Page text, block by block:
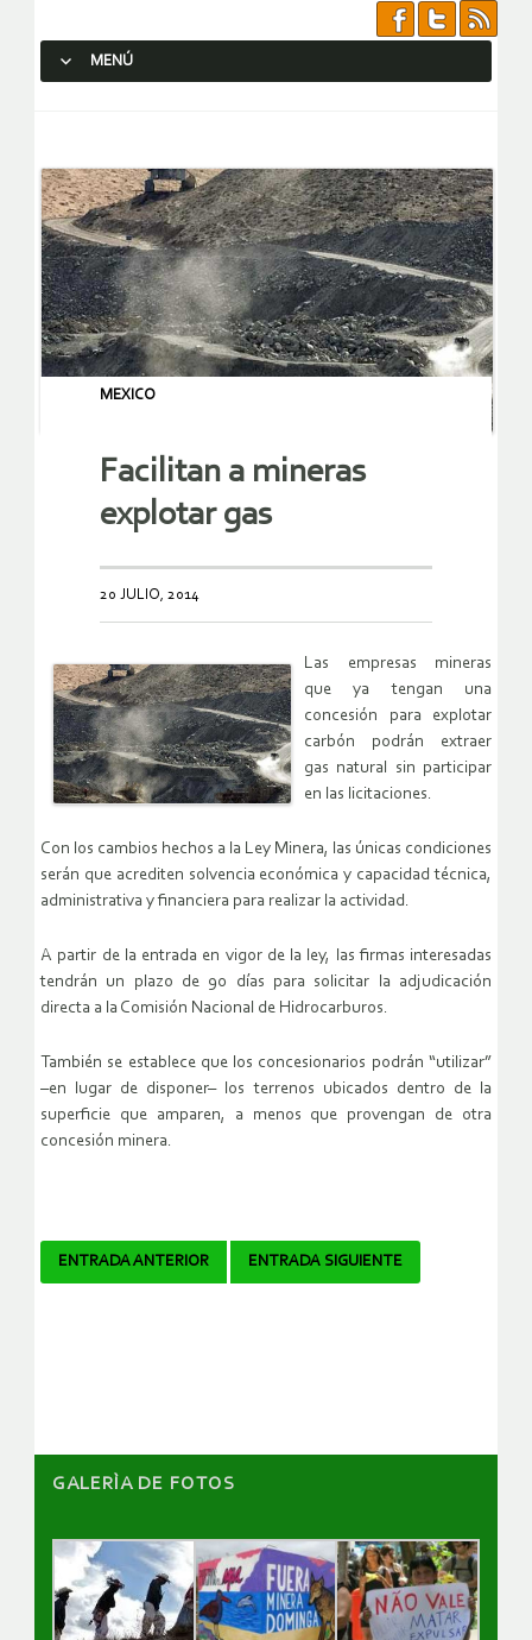
MENÚ
MEXICO
Facilitan a mineras
explotar gas
20 JULIO, 2014
Las empresas mineras
que ya tengan una
concesión para explotar
carbón podrán extraer
gas natural sin participar
en las licitaciones.
Con los cambios hechos a la Ley Minera, las únicas condiciones
serán que acrediten solvencia económica y capacidad técnica,
administrativa y financiera para realizar la actividad.
A partir de la entrada en vigor de la ley, las firmas interesadas
tendrán un plazo de 90 días para solicitar la adjudicación
directa a la Comisión Nacional de Hidrocarburos.
También se establece que los concesionarios podrán “utilizar”
–en lugar de disponer– los terrenos ubicados dentro de la
superficie que amparen, a menos que provengan de otra
concesión minera.
Navegador
ENTRADA ANTERIOR ENTRADA SIGUIENTE
GALERÌA DE FOTOS